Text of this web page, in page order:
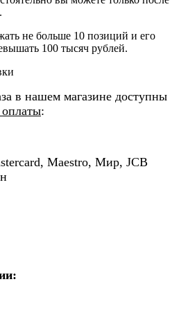
не больше 10 позиций и его
100 тысяч рублей.
в нашем магазине доступны
:
Maestro, Мир, JCB